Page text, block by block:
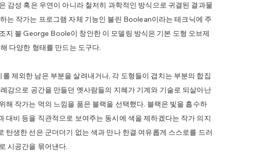
감성 혹은 우연이 아니라 철저히 과학적인 방식으로 귀결된 결과물
는 작가는 프로그램 자체 기능인 불린 Boolean이라는 테크닉에 주
지 불 George Boole이 창안한 이 모델링 방식은 기본 도형 오브제
다양한 형태를 만드는 도구다.
제외한 남은 부분을 살려내거나, 각 도형들이 겹치는 부분의 합집
감으로 공간을 만들던 옛사람들의 지혜가 기계와 기술로 되살아난
해 작가는 먹의 느낌을 품은 블랙을 선택했다. 블랙은 빛을 흡수하
대비 등을 직관적으로 보여주는 동시에 색을 제하겠다는 작가 의지
탄생한 선은 군더더기 없는 색과 만나 한결 여유롭게 스스로를 드러
시공간을 묶어낸다.